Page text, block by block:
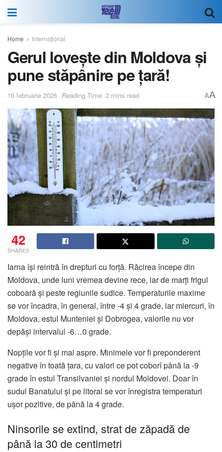
Home Internațional
Gerul lovește din Moldova și
pune stăpânire pe țară!
16 februarie 2026 Reading Time: 2 mins read AA
42
SHARES
Iarna își reintră în drepturi cu forță. Răcirea începe din
Moldova, unde luni vremea devine rece, iar de marți frigul
coboară și peste regiunile sudice. Temperaturile maxime
se vor încadra, în general, între -4 și 4 grade, iar miercuri, în
Moldova, estul Munteniei și Dobrogea, valorile nu vor
depăși intervalul -6…0 grade.
Nopțile vor fi și mai aspre. Minimele vor fi preponderent
negative în toată țara, cu valori ce pot coborî până la -9
grade în estul Transilvaniei și nordul Moldovei. Doar în
sudul Banatului și pe litoral se vor înregistra temperaturi
ușor pozitive, de până la 4 grade.
Ninsorile se extind, strat de zăpadă de
până la 30 de centimetri